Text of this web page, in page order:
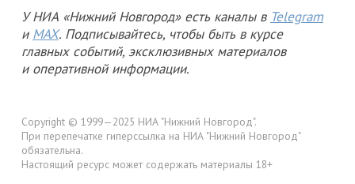
У НИА «Нижний Новгород» есть каналы в Telegram
и MAX. Подписывайтесь, чтобы быть в курсе
главных событий, эксклюзивных материалов
и оперативной информации.
Copyright © 1999—2025 НИА "Нижний Новгород".
При перепечатке гиперссылка на НИА "Нижний Новгород"
обязательна.
Настоящий ресурс может содержать материалы 18+